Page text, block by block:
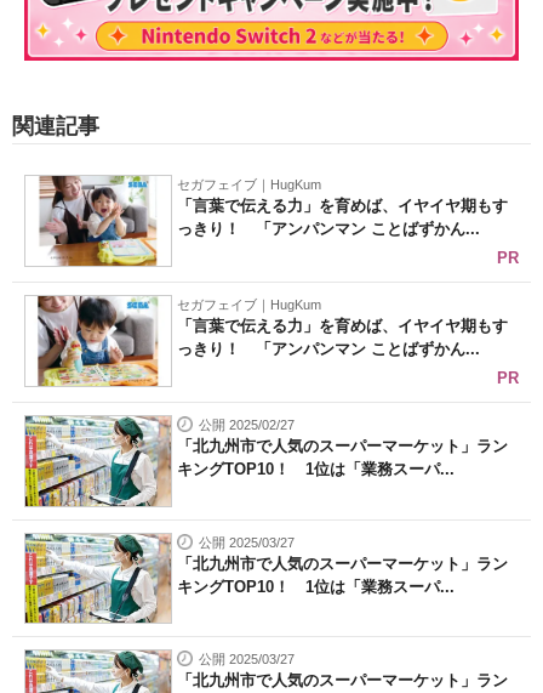
関連記事
セガフェイブ｜HugKum
「言葉で伝える力」を育めば、イヤイヤ期もす
っきり！ 「アンパンマン ことばずかん...
PR
セガフェイブ｜HugKum
「言葉で伝える力」を育めば、イヤイヤ期もす
っきり！ 「アンパンマン ことばずかん...
PR
公開 2025/02/27
「北九州市で人気のスーパーマーケット」ラン
キングTOP10！ 1位は「業務スーパ...
公開 2025/03/27
「北九州市で人気のスーパーマーケット」ラン
キングTOP10！ 1位は「業務スーパ...
公開 2025/03/27
「北九州市で人気のスーパーマーケット」ラン